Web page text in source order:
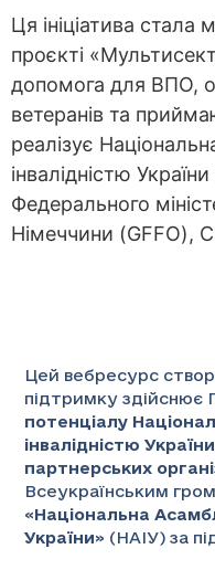
Ця ініціатива
проєкті
допомога для ВПО,
ветеранів та
реалізує
інвалідністю
Федерального
Німеччини (GFFO),
Цей вебресурс
підтримку здійснює
потенціалу
інвалідністю
партнерських
Всеукраїнським
«Національна
України» (НАІУ) за